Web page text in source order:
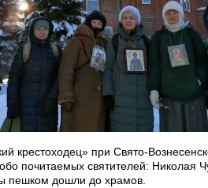
крестоходец» при Свято-
почитаемых святителей:
пешком дошли до храмов.